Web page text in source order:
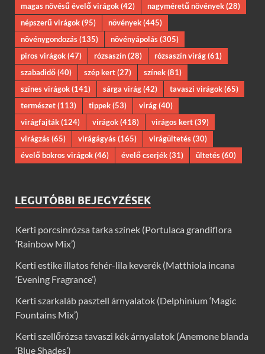
magas növésű évelő virágok(42) nagyméretű növények(28)
népszerű virágok(95) növények(445)
növénygondozás(135) növényápolás(305)
piros virágok(47) rózsaszín(28) rózsaszín virág(61)
szabadidő(40) szép kert(27) színek(81)
színes virágok(141) sárga virág(42) tavaszi virágok(65)
természet(113) tippek(53) virág(40)
virágfajták(124) virágok(418) virágos kert(39)
virágzás(65) virágágyás(165) virágültetés(30)
évelő bokros virágok(46) évelő cserjék(31) ültetés(60)
LEGUTÓBBI BEJEGYZÉSEK
Kerti porcsinrózsa tarka színek (Portulaca grandiflora
‘Rainbow Mix’)
Kerti estike illatos fehér-lila keverék (Matthiola incana
‘Evening Fragrance’)
Kerti szarkaláb pasztell árnyalatok (Delphinium ‘Magic
Fountains Mix’)
Kerti szellőrózsa tavaszi kék árnyalatok (Anemone blanda
‘Blue Shades’)